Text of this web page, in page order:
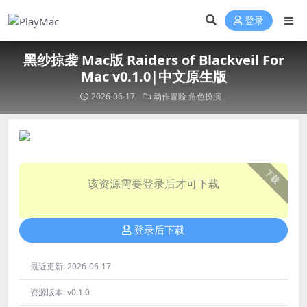
登录
黑纱掠袭 Mac版 Raiders of Blackveil For
Mac v0.1.0|中文原生版
2026-06-17 动作冒险角色扮演
下载
该资源需要登录后才可下载
登录后下载
最近更新:2026-06-17
资源版本:v0.1.0